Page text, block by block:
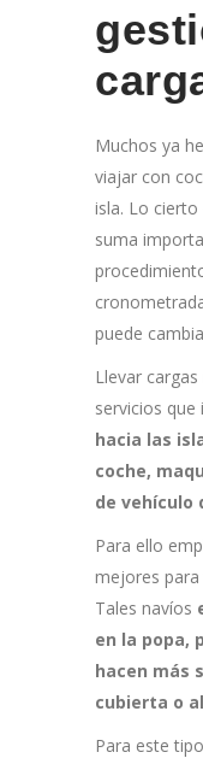
Muchos ya
viajar con
isla. Lo
suma
puede
Llevar
servicios que
hacia las
coche,
de vehículo
Para ello
mejores
Tales navíos
en la popa,
hacen más
cubierta o
Para este